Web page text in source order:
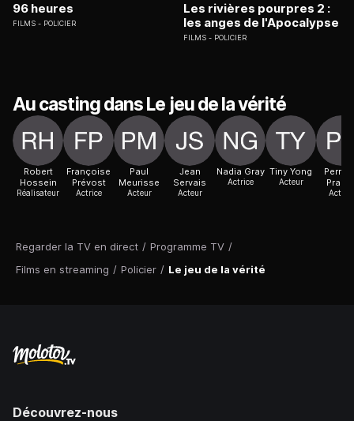
Regarder la TV en direct / Programme TV /
Films en streaming / Policier / Le jeu de la vérité
96 heures
FILMS POLICIER
Les rivières pourpres 2 :
les anges de l'Apocalypse
FILMS POLICIER
Au casting dans Le jeu de la vérité
Robert
Hossein
Réalisateur
Françoise
Prévost
Actrice
Paul
Meurisse
Acteur
Jean
Servais
Acteur
Nadia Gray
Actrice
Tiny Yong
Acteur
Actrice
Découvrez-nous